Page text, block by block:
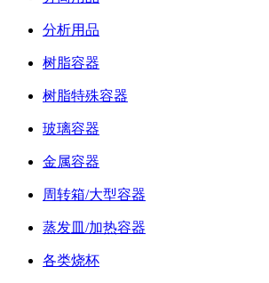
分析用品
树脂容器
树脂特殊容器
玻璃容器
金属容器
周转箱/大型容器
蒸发皿/加热容器
各类烧杯